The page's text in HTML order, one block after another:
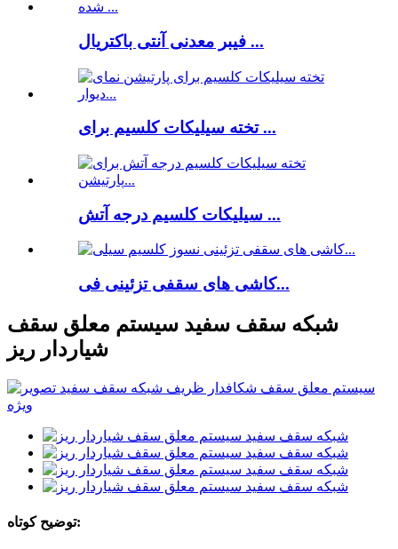
فیبر معدنی آنتی باکتریال ...
تخته سیلیکات کلسیم برای ...
سیلیکات کلسیم درجه آتش ...
کاشی های سقفی تزئینی فی...
شبکه سقف سفید سیستم معلق سقف
شیاردار ریز
توضیح کوتاه: